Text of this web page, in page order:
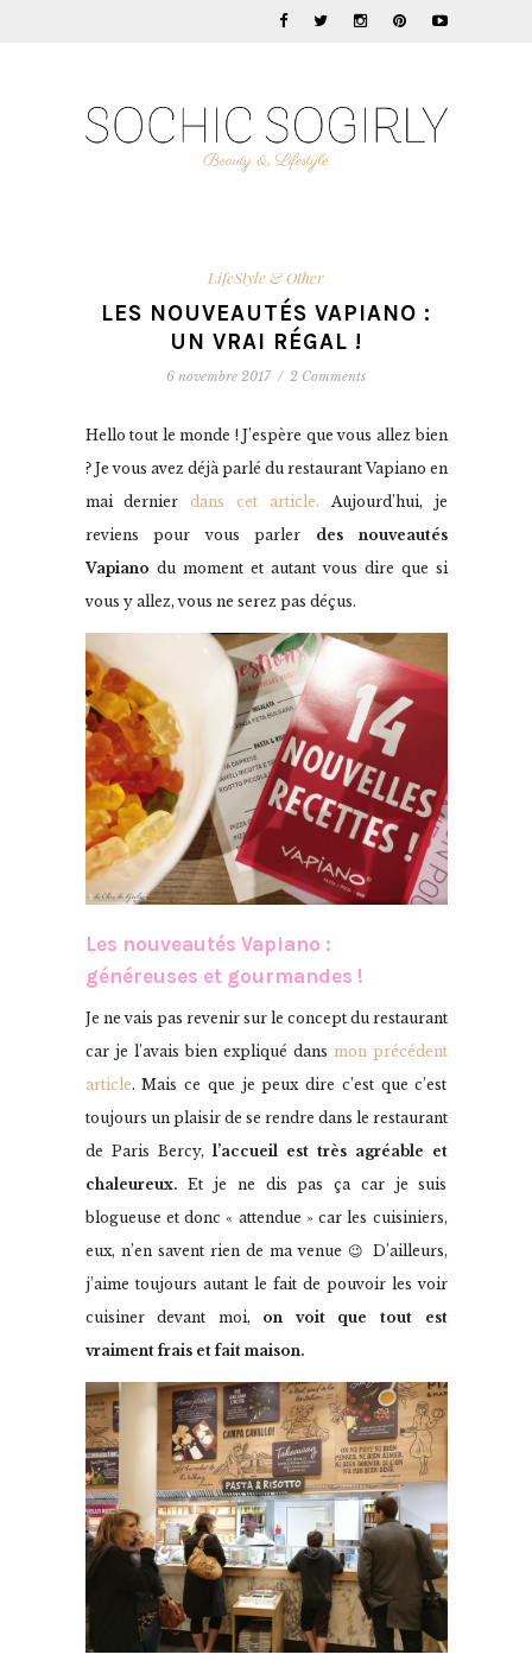
LifeStyle & Other
LES NOUVEAUTÉS VAPIANO :
UN VRAI RÉGAL !
6 novembre 2017 / 2 Comments
Hello tout le monde ! J’espère que vous allez bien
? Je vous avez déjà parlé du restaurant Vapiano en
mai dernierdans cet article. Aujourd’hui, je
reviens pour vous parler des nouveautés
Vapiano du moment et autant vous dire que si
vous y allez, vous ne serez pas déçus.
Les nouveautés Vapiano :
généreuses et gourmandes !
Je ne vais pas revenir sur le concept du restaurant
car je l’avais bien expliqué dans mon précédent
article. Mais ce que je peux dire c’est que c’est
toujours un plaisir de se rendre dans le restaurant
de Paris Bercy, l’accueil est très agréable et
chaleureux. Et je ne dis pas ça car je suis
blogueuse et donc « attendue » car les cuisiniers,
eux, n’en savent rien de ma venue 😉 D’ailleurs,
j’aime toujours autant le fait de pouvoir les voir
cuisiner devant moi, on voit que tout est
vraiment frais et fait maison.